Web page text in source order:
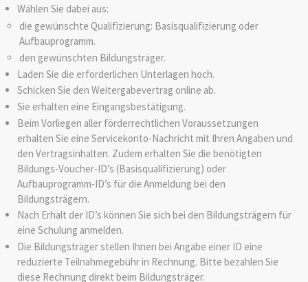
Wählen Sie dabei aus:
die gewünschte Qualifizierung: Basisqualifizierung oder
Aufbauprogramm.
den gewünschten Bildungsträger.
Laden Sie die erforderlichen Unterlagen hoch.
Schicken Sie den Weitergabevertrag online ab.
Sie erhalten eine Eingangsbestätigung.
Beim Vorliegen aller förderrechtlichen Voraussetzungen
erhalten Sie eine Servicekonto-Nachricht mit Ihren Angaben und
den Vertragsinhalten. Zudem erhalten Sie die benötigten
Bildungs-Voucher-ID’s (Basisqualifizierung) oder
Aufbauprogramm-ID’s für die Anmeldung bei den
Bildungsträgern.
Nach Erhalt der ID’s können Sie sich bei den Bildungsträgern für
eine Schulung anmelden.
Die Bildungsträger stellen Ihnen bei Angabe einer ID eine
reduzierte Teilnahmegebühr in Rechnung. Bitte bezahlen Sie
diese Rechnung direkt beim Bildungsträger.